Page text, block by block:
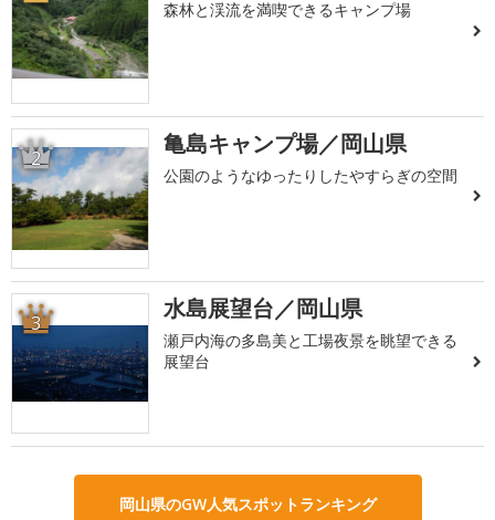
森林と渓流を満喫できるキャンプ場
2 亀島キャンプ場／岡山県
公園のようなゆったりしたやすらぎの空間
3 水島展望台／岡山県
瀬戸内海の多島美と工場夜景を眺望できる
展望台
岡山県のGW人気スポットランキング